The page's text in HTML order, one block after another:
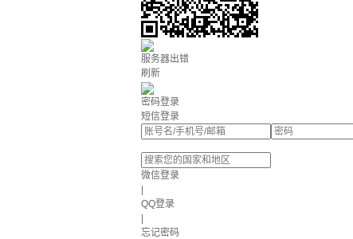
服务器出错
刷新
密码登录
短信登录
微信登录
QQ登录
忘记密码